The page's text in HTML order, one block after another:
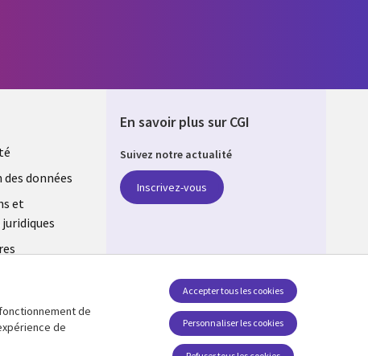
données
et
En savoir plus sur CGI
Suivez notre actualité
Inscrivez-vous
Retrouvez-nous sur les réseaux
de
de
Personnaliser les cookies
Accepter tous les cookies